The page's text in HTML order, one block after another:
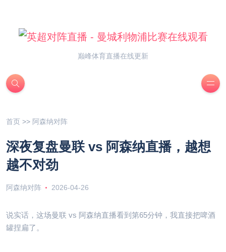
巅峰体育直播在线更新
首页 >> 阿森纳对阵
深夜复盘曼联 vs 阿森纳直播，越想
越不对劲
阿森纳对阵 2026-04-26
说实话，这场曼联 vs 阿森纳直播看到第65分钟，我直接把啤酒
罐捏扁了。